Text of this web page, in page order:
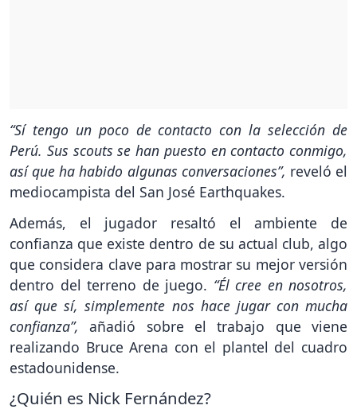
“Sí tengo un poco de contacto con la selección de
Perú. Sus scouts se han puesto en contacto conmigo,
así que ha habido algunas conversaciones”, reveló el
mediocampista del San José Earthquakes.
Además, el jugador resaltó el ambiente de
confianza que existe dentro de su actual club, algo
que considera clave para mostrar su mejor versión
dentro del terreno de juego. “Él cree en nosotros,
así que sí, simplemente nos hace jugar con mucha
confianza”, añadió sobre el trabajo que viene
realizando Bruce Arena con el plantel del cuadro
estadounidense.
¿Quién es Nick Fernández?